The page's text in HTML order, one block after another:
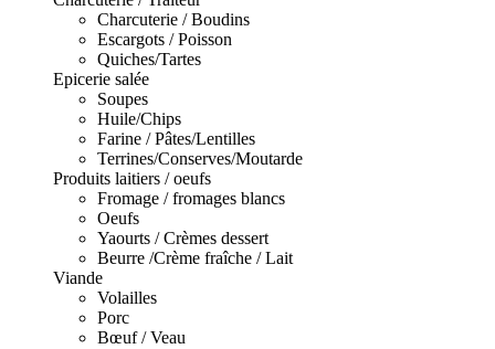
Charcuterie / Boudins
Escargots / Poisson
Quiches/Tartes
Epicerie salée
Soupes
Huile/Chips
Farine / Pâtes/Lentilles
Terrines/Conserves/Moutarde
Produits laitiers / oeufs
Fromage / fromages blancs
Oeufs
Yaourts / Crèmes dessert
Beurre /Crème fraîche / Lait
Viande
Volailles
Porc
Bœuf / Veau